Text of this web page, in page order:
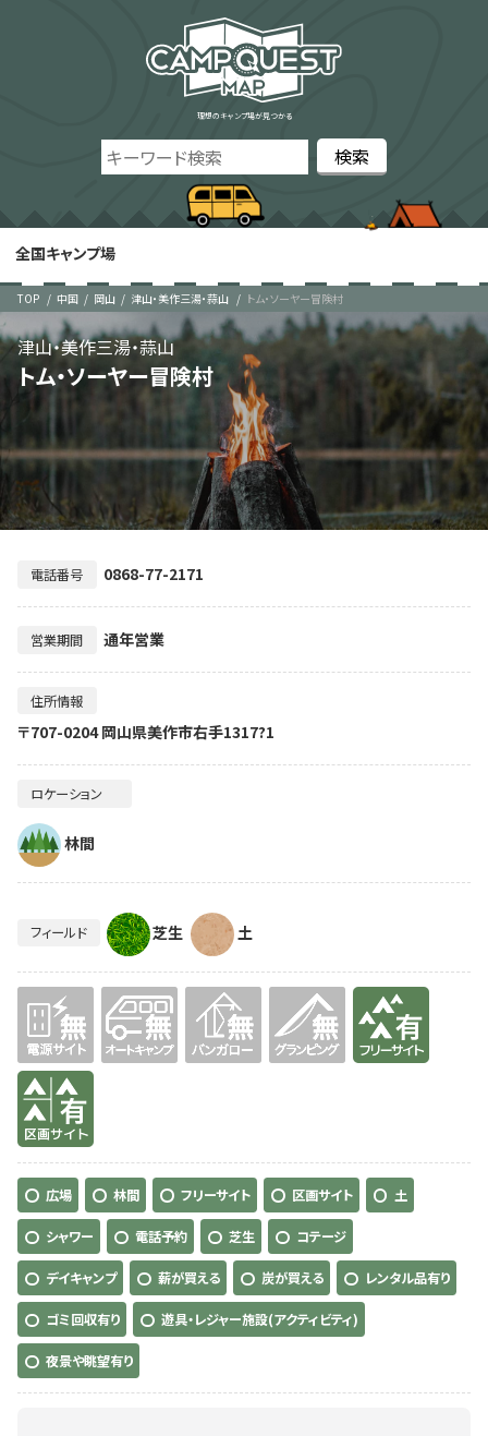
理想のキャンプ場が見つかる
全国キャンプ場
TOP 中国 岡山 津山・美作三湯・蒜山 トム・ソーヤー冒険村
トム・ソーヤー冒険村
津山・美作三湯・蒜山
電話番号 0868-77-2171
営業期間 通年営業
住所情報
〒707-0204 岡山県美作市右手1317?1
ロケーション
林間
フィールド 芝生 土
無 無 有り
有り
広場 林間 フリーサイト 区画サイト 土
シャワー 電話予約 芝生 コテージ
デイキャンプ 薪が買える 炭が買える レンタル品有り
ゴミ回収有り 遊具・レジャー施設(アクティビティ)
夜景や眺望有り